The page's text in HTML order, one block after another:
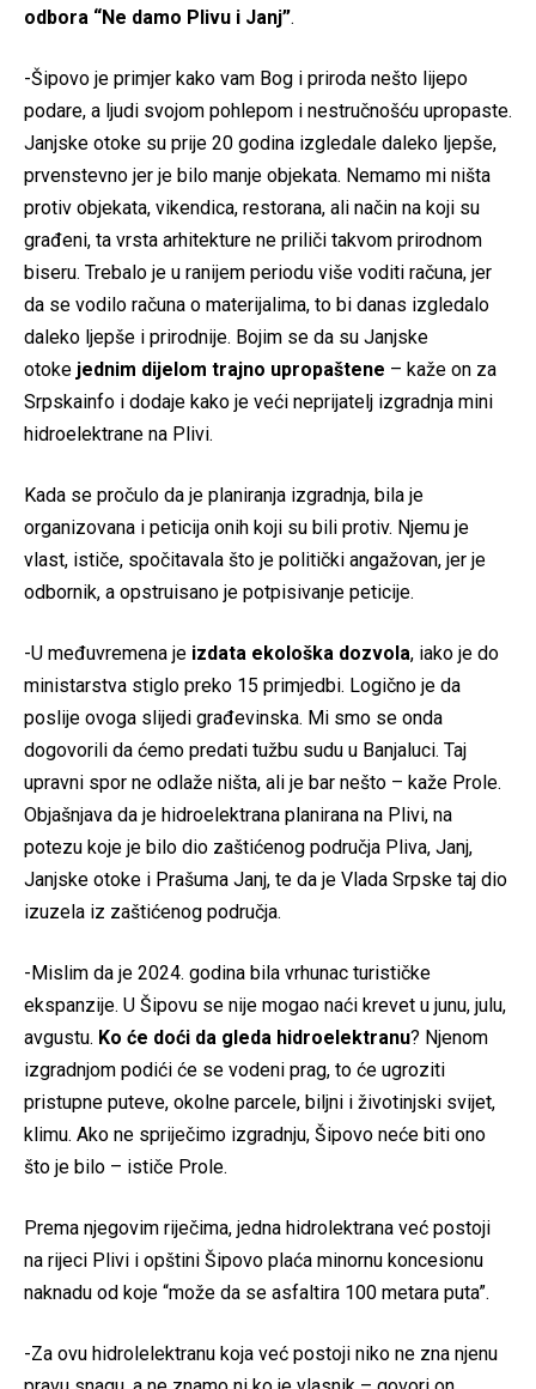
odbora “Ne damo Plivu i Janj”.
-Šipovo je primjer kako vam Bog i priroda nešto lijepo
podare, a ljudi svojom pohlepom i nestručnošću upropaste.
Janjske otoke su prije 20 godina izgledale daleko ljepše,
prvenstevno jer je bilo manje objekata. Nemamo mi ništa
protiv objekata, vikendica, restorana, ali način na koji su
građeni, ta vrsta arhitekture ne priliči takvom prirodnom
biseru. Trebalo je u ranijem periodu više voditi računa, jer
da se vodilo računa o materijalima, to bi danas izgledalo
daleko ljepše i prirodnije. Bojim se da su Janjske
otoke jednim dijelom trajno upropaštene – kaže on za
Srpskainfo i dodaje kako je veći neprijatelj izgradnja mini
hidroelektrane na Plivi.
Kada se pročulo da je planiranja izgradnja, bila je
organizovana i peticija onih koji su bili protiv. Njemu je
vlast, ističe, spočitavala što je politički angažovan, jer je
odbornik, a opstruisano je potpisivanje peticije.
-U međuvremena je izdata ekološka dozvola, iako je do
ministarstva stiglo preko 15 primjedbi. Logično je da
poslije ovoga slijedi građevinska. Mi smo se onda
dogovorili da ćemo predati tužbu sudu u Banjaluci. Taj
upravni spor ne odlaže ništa, ali je bar nešto – kaže Prole.
Objašnjava da je hidroelektrana planirana na Plivi, na
potezu koje je bilo dio zaštićenog područja Pliva, Janj,
Janjske otoke i Prašuma Janj, te da je Vlada Srpske taj dio
izuzela iz zaštićenog područja.
-Mislim da je 2024. godina bila vrhunac turističke
ekspanzije. U Šipovu se nije mogao naći krevet u junu, julu,
avgustu. Ko će doći da gleda hidroelektranu? Njenom
izgradnjom podići će se vodeni prag, to će ugroziti
pristupne puteve, okolne parcele, biljni i životinjski svijet,
klimu. Ako ne spriječimo izgradnju, Šipovo neće biti ono
što je bilo – ističe Prole.
Prema njegovim riječima, jedna hidrolektrana već postoji
na rijeci Plivi i opštini Šipovo plaća minornu koncesionu
naknadu od koje “može da se asfaltira 100 metara puta”.
-Za ovu hidrolelektranu koja već postoji niko ne zna njenu